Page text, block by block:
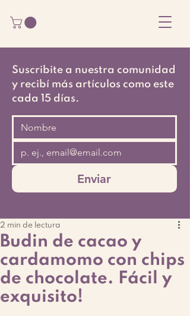
Suscribite a nuestra comunidad
y recibí más artículos como este
cada 15 días.
Enviar
Budin de cacao y
cardamomo con chips
de chocolate. Fácil y
exquisito!
2 min de lectura